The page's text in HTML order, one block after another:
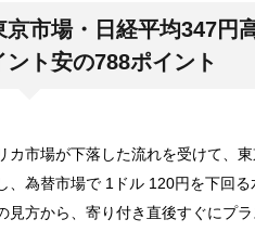
京市場・日経平均347円
ント安の788ポイント
カ市場が下落した流れを受けて、
、為替市場で 1ドル 120円を下回
見方から、寄り付き直後すぐにプ